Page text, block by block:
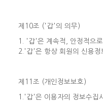
제10조 ('갑'의 의무)
1. '갑'은 계속적, 안정적으
2.'갑'은 항상 회원의 신용정
제11조 (개인정보보호)
1.'갑'은 이용자의 정보수집